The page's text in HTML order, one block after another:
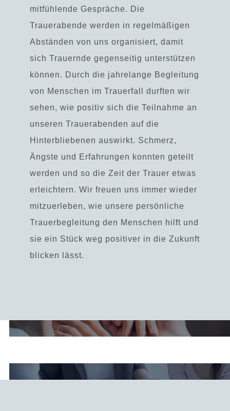
mitfühlende Gespräche. Die
Trauerabende werden in regelmäßigen
Abständen von uns organisiert, damit
sich Trauernde gegenseitig unterstützen
können. Durch die jahrelange Begleitung
von Menschen im Trauerfall durften wir
sehen, wie positiv sich die Teilnahme an
unseren Trauerabenden auf die
Hinterbliebenen auswirkt. Schmerz,
Ängste und Erfahrungen konnten geteilt
werden und so die Zeit der Trauer etwas
erleichtern. Wir freuen uns immer wieder
mitzuerleben, wie unsere persönliche
Trauerbegleitung den Menschen hilft und
sie ein Stück weg positiver in die Zukunft
blicken lässt.